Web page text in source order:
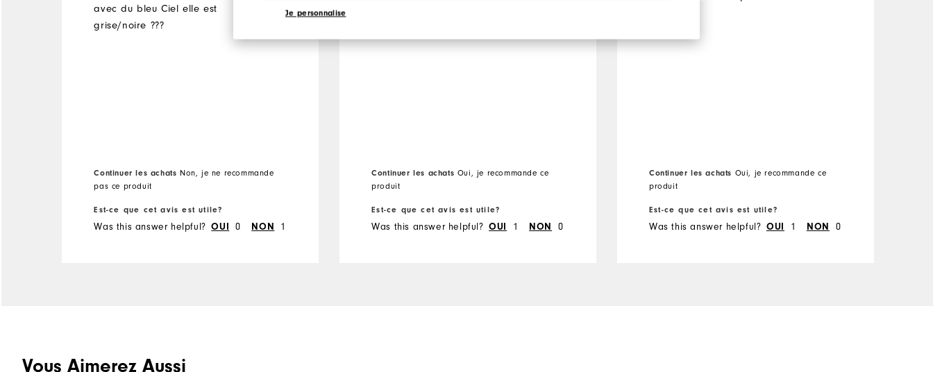
Je personnalise
avec du bleu Ciel elle est
grise/noire ???
Continuer les achats Non, je ne recommande
pas ce produit
Est-ce que cet avis est utile?
Was this answer helpful? OUI 0 NON 1
Continuer les achats Oui, je recommande ce
produit
Est-ce que cet avis est utile?
Was this answer helpful? OUI 1 NON 0
Continuer les achats Oui, je recommande ce
produit
Est-ce que cet avis est utile?
Was this answer helpful? OUI 1 NON 0
Vous Aimerez Aussi